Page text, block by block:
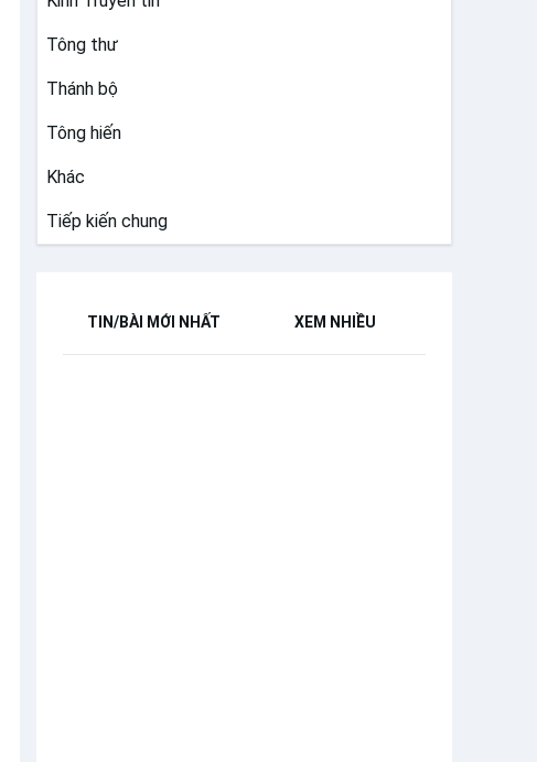
Tông thư
Thánh bộ
Tông hiến
Khác
Tiếp kiến chung
TIN/BÀI MỚI NHẤT XEM NHIỀU